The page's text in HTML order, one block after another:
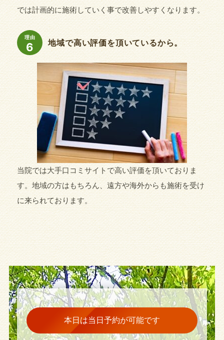
では計画的に施術していく事で改善しやすくなります。
理由
6 地域で高い評価を頂いているから。
当院では大手口コミサイトで高い評価を頂いておりま
す。地域の方はもちろん、遠方や海外からも施術を受け
に来られております。
本日は当日予約が可能です